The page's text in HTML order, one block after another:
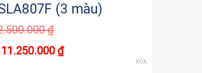
(3 màu)
₫
11.250.000 ₫
XÓA